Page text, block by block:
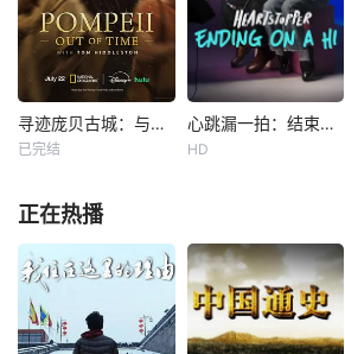
寻迹庞贝古城：与汤姆·希德勒斯顿同行
已完结
心跳漏一拍：结束在一声嗨
HD
正在热播